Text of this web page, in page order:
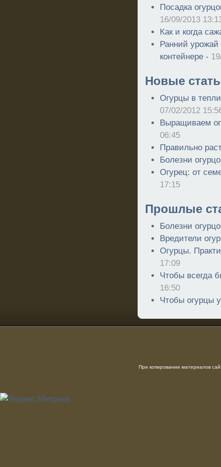
Посадка
16/09/2013
Как и когда
Ранний урожай
контейнере -
Новые
Огурцы в
07/02/2012
Выращиваем
06:45
Правильно
Болезни
Огурец: от
17:15
Прошлые
Болезни
Вредители
Огурцы.
17:09
Чтобы всегда
16:50
Чтобы огурцы
При копировании материалов